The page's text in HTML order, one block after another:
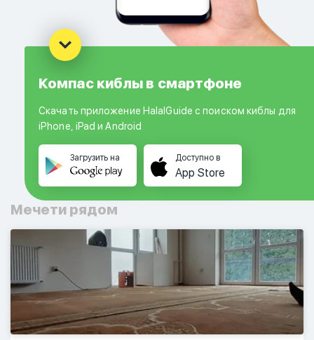
Компас киблы в смартфоне
Скачать приложение HalalGuide с поиском киблы для
iPhone, iPad и Android
Загрузить на Доступно в
App Store
Мечети рядом